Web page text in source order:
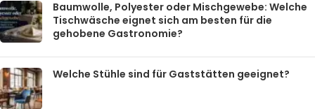
Baumwolle, Polyester oder Mischgewebe: Welche
Tischwäsche eignet sich am besten für die
gehobene Gastronomie?
Welche Stühle sind für Gaststätten geeignet?